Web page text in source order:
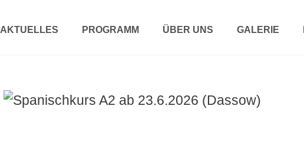
AKTUELLES PROGRAMM ÜBER UNS GALERIE